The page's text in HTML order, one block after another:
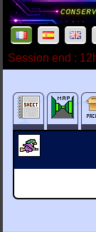
Session end :